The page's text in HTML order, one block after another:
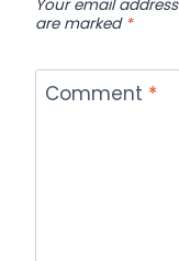
Your email
are marked *
Comment *